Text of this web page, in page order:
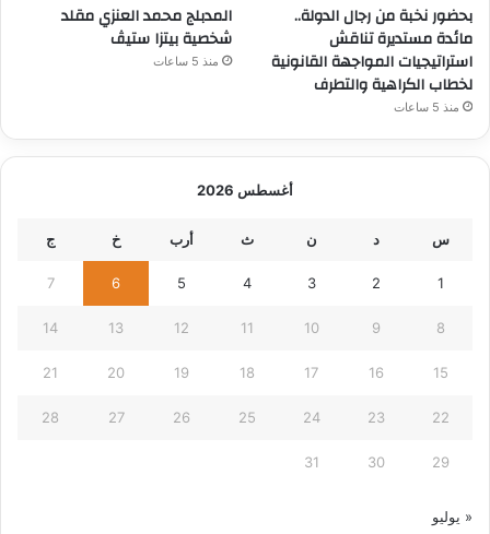
بحضور نخبة من رجال الدولة..
مائدة مستديرة تناقش
استراتيجيات المواجهة القانونية
لخطاب الكراهية والتطرف
منذ 5 ساعات
المدبلج محمد العنزي مقلد
شخصية بيتزا ستيڤ
منذ 5 ساعات
أغسطس 2026
س د ن ث أرب خ ج
1
2
3
4
5
6
7
8
9
10
11
12
13
14
15
16
17
18
19
20
21
22
23
24
25
26
27
28
29
30
31
« يوليو